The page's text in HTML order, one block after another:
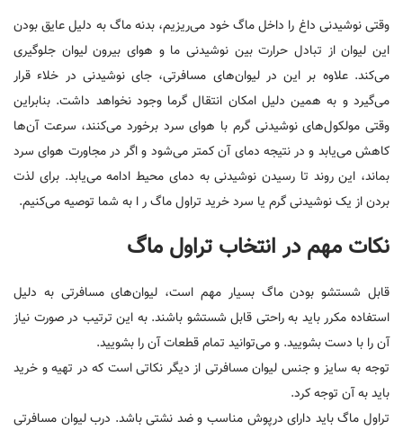
وقتی نوشیدنی داغ را داخل ماگ خود می‌ریزیم، بدنه ماگ به دلیل عایق بودن
این لیوان از تبادل حرارت بین نوشیدنی ما و هوای بیرون لیوان جلوگیری
می‌کند. علاوه بر این در لیوان‌های مسافرتی، جای نوشیدنی در خلاء قرار
می‌گیرد و به همین دلیل امکان انتقال گرما وجود نخواهد داشت. بنابراین
وقتی مولکول‌‌های نوشیدنی گرم با هوای سرد برخورد می‌کنند، سرعت آن‌ها
کاهش می‌یابد و در نتیجه دمای آن کمتر می‌شود و اگر در مجاورت هوای سرد
بماند، این روند تا رسیدن نوشیدنی به دمای محیط ادامه می‌یابد. برای لذت
بردن از یک نوشیدنی گرم یا سرد خرید تراول ماگ ر ا به شما توصیه می‌کنیم.
نکات مهم در انتخاب تراول ماگ
قابل شستشو بودن ماگ بسیار مهم است، لیوان‌های مسافرتی به دلیل
استفاده مکرر باید به راحتی قابل شستشو باشند. به این ترتیب در صورت نیاز
آن را با دست بشویید. و می‌توانید تمام قطعات آن را بشویید.
توجه به سایز و جنس لیوان مسافرتی از دیگر نکاتی است که در تهیه و خرید
باید به آن توجه کرد.
تراول ماگ باید دارای درپوش مناسب و ضد نشتی باشد. درب لیوان مسافرتی